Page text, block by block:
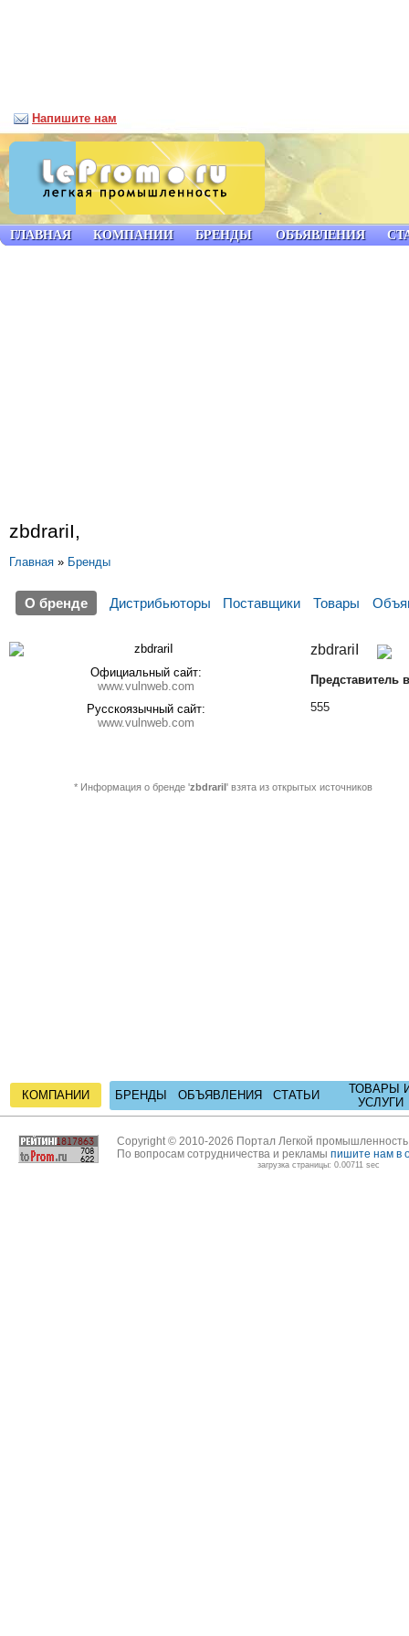
zbdrariI,
Главная » Бренды
О бренде Дистрибьюторы Поставщики Товары
Официальный сайт:
www.vulnweb.com
Русскоязычный сайт:
www.vulnweb.com
zbdrariI
Представитель
555
* Информация о бренде 'zbdrariI' взята из открытых источников
КОМПАНИИ БРЕНДЫ ОБЪЯВЛЕНИЯ СТАТЬИ
ТОВАРЫ
УСЛУГИ
ГЛАВНАЯ КОМПАНИИ БРЕНДЫ ОБЪЯВЛЕНИЯ
Напишите нам
Copyright © 2010-2026 Портал Легкой
По вопросам сотрудничества и рекламы пишите нам в
загрузка страницы: 0.00711 sec